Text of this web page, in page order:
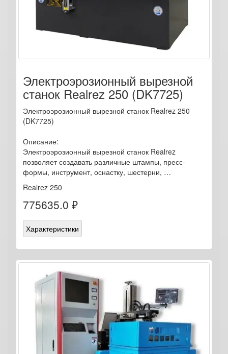
Электроэрозионный вырезной
станок Realrez 250 (DK7725)
Электроэрозионный вырезной станок Realrez 250
(DK7725)
Описание:
Электроэрозионный вырезной станок Realrez
позволяет создавать различные штампы, пресс-
формы, инструмент, оснастку, шестерни, …
Realrez 250
775635.0 ₽
Характеристики